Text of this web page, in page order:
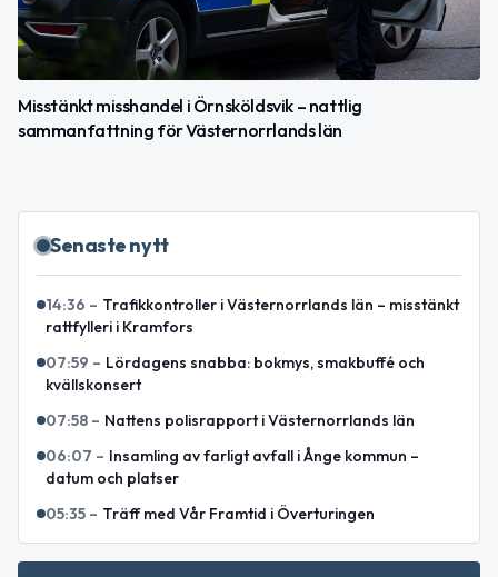
Misstänkt misshandel i Örnsköldsvik – nattlig
sammanfattning för Västernorrlands län
Senaste nytt
14:36 – Trafikkontroller i Västernorrlands län – misstänkt
rattfylleri i Kramfors
07:59 – Lördagens snabba: bokmys, smakbuffé och
kvällskonsert
07:58 – Nattens polisrapport i Västernorrlands län
06:07 – Insamling av farligt avfall i Ånge kommun –
datum och platser
05:35 – Träff med Vår Framtid i Överturingen